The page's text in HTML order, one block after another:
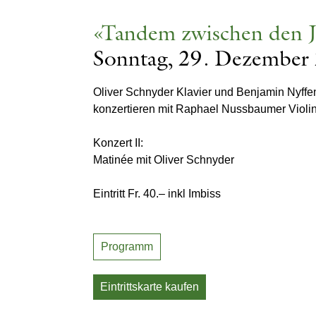
«Tandem zwischen den
Sonntag, 29.
Oliver Schnyder Klavier und Benjamin
konzertieren mit Raphael Nussbaumer
Konzert II:
Matinée mit Oliver Schnyder
Eintritt Fr. 40.– inkl Imbiss
Programm
Eintrittskarte kaufen